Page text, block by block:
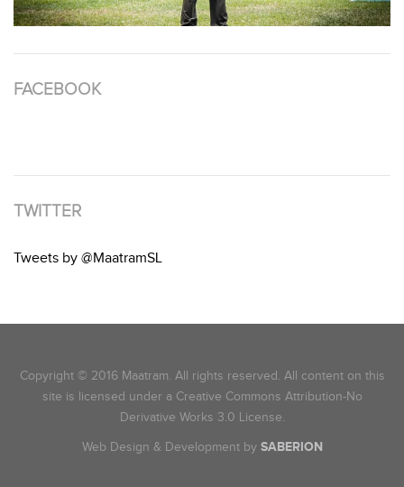
FACEBOOK
TWITTER
Tweets by @MaatramSL
Copyright © 2016 Maatram. All rights reserved. All content on this
site is licensed under a Creative Commons Attribution-No
Derivative Works 3.0 License.
Web Design & Development by SABERION